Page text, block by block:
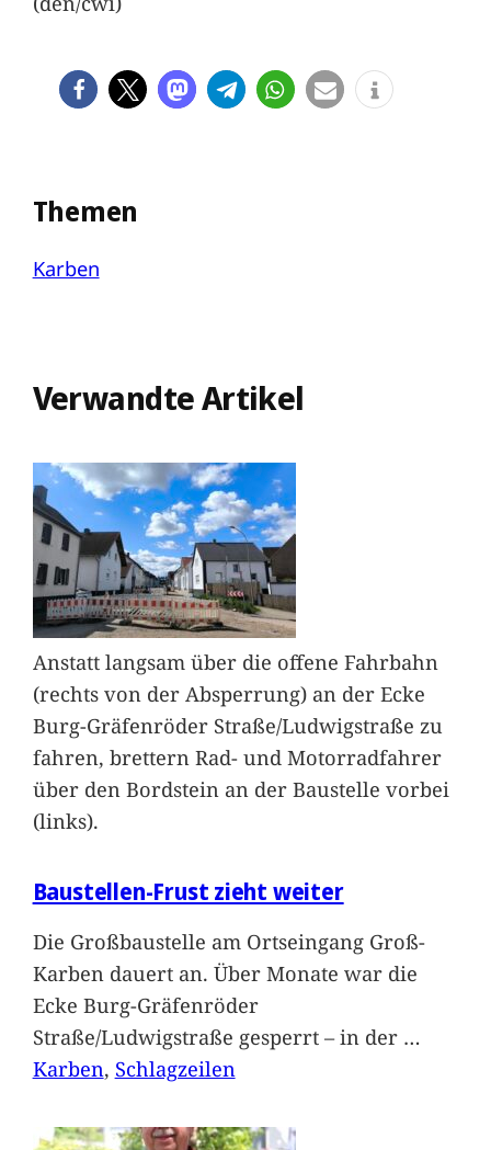
Themen
Karben
Verwandte Artikel
Anstatt langsam über die offene Fahrbahn
(rechts von der Absperrung) an der Ecke
Burg-Gräfenröder Straße/Ludwigstraße zu
fahren, brettern Rad- und Motorradfahrer
über den Bordstein an der Baustelle vorbei
(links).
Baustellen-Frust zieht weiter
Die Großbaustelle am Ortseingang Groß-
Karben dauert an. Über Monate war die
Ecke Burg-Gräfenröder
Straße/Ludwigstraße gesperrt – in der …
Karben, Schlagzeilen